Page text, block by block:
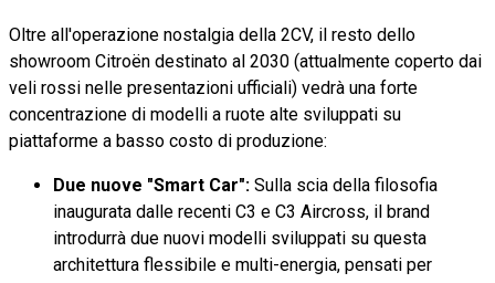
Oltre all'operazione nostalgia della 2CV, il resto dello
showroom Citroën destinato al 2030 (attualmente coperto dai
veli rossi nelle presentazioni ufficiali) vedrà una forte
concentrazione di modelli a ruote alte sviluppati su
piattaforme a basso costo di produzione:
Due nuove "Smart Car": Sulla scia della filosofia
inaugurata dalle recenti C3 e C3 Aircross, il brand
introdurrà due nuovi modelli sviluppati su questa
architettura flessibile e multi-energia, pensati per